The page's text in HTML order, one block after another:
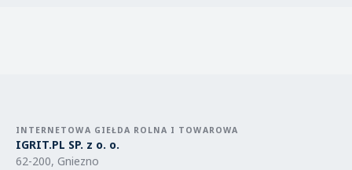
INTERNETOWA GIEŁDA ROLNA I TOWAROWA
IGRIT.PL SP. z o. o.
62-200, Gniezno